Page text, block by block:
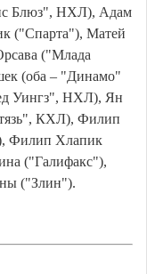
Блюз", НХЛ), Адам
("Спарта"), Матей
("Млада
(оба – "Динамо"
Уингз", НХЛ), Ян
КХЛ), Филип
Филип Хлапик
("Галифакс"),
("Злин").